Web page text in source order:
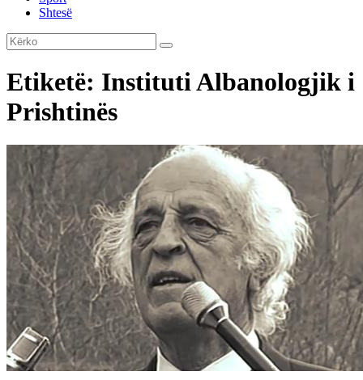
Shtesë
Etiketë: Instituti Albanologjik i
Prishtinës